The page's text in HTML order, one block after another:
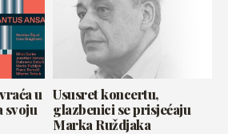
u
svoju
Ususret koncertu,
glazbenici se prisjećaju
Marka Ruždjaka